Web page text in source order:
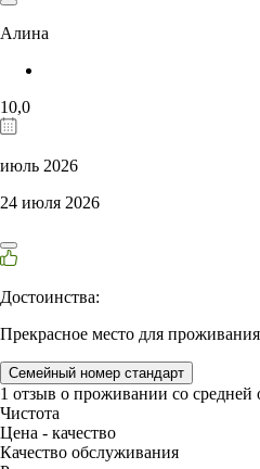
Алина
10,0
июль 2026
24 июля 2026
Достоинства:
Прекрасное место для
Семейный номер стандарт
1 отзыв о проживании со средней
Чистота
Цена - качество
Качество обслуживания